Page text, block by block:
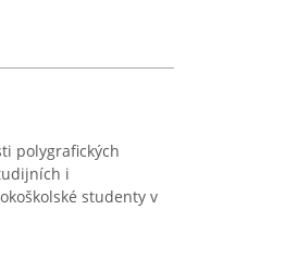
polygrafických
i
studenty v